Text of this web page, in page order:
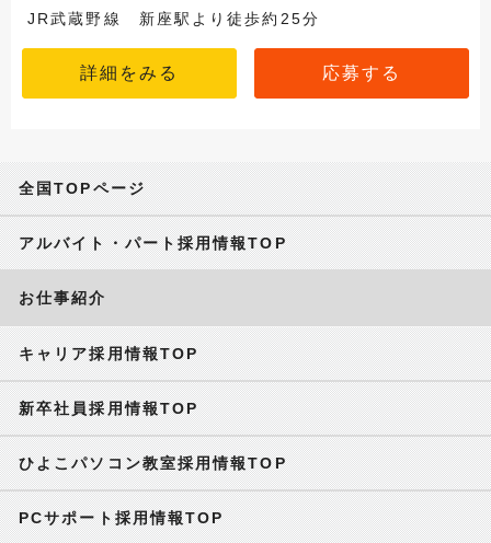
JR武蔵野線 新座駅より徒歩約25分
詳細をみる 応募する
全国TOPページ
アルバイト・パート採用情報TOP
お仕事紹介
キャリア採用情報TOP
新卒社員採用情報TOP
ひよこパソコン教室採用情報TOP
PCサポート採用情報TOP